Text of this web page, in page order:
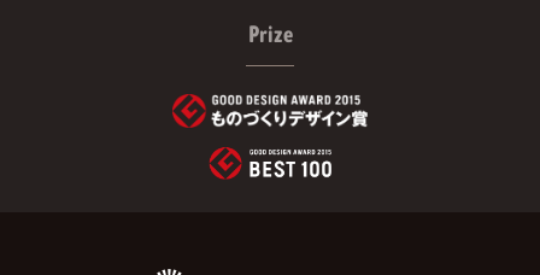
Prize